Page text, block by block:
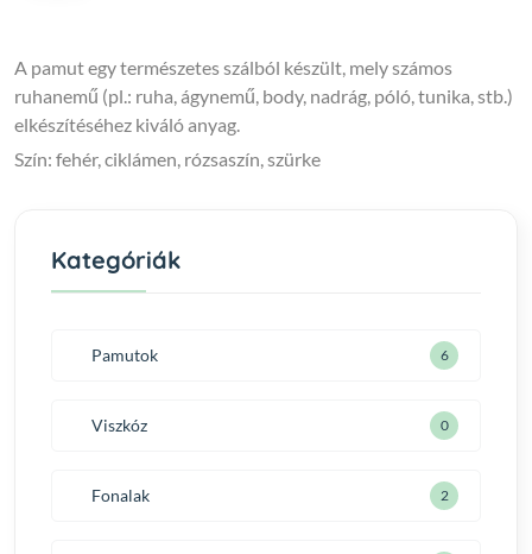
A pamut egy természetes szálból készült, mely számos
ruhanemű (pl.: ruha, ágynemű, body, nadrág, póló, tunika, stb.)
elkészítéséhez kiváló anyag.
Szín: fehér, ciklámen, rózsaszín, szürke
Kategóriák
Pamutok 6
Viszkóz 0
Fonalak 2